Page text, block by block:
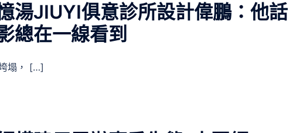
湯JIUYI俱意診所設計偉鵬：他話
總在一線看到
塌， […]